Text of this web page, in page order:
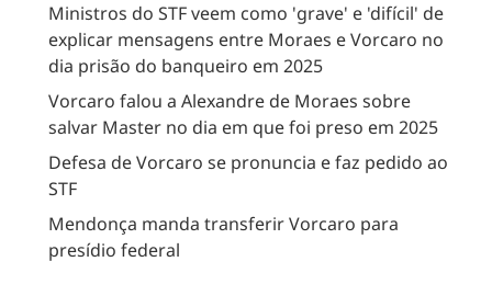
Ministros do STF veem como 'grave' e 'difícil' de
explicar mensagens entre Moraes e Vorcaro no
dia prisão do banqueiro em 2025
Vorcaro falou a Alexandre de Moraes sobre
salvar Master no dia em que foi preso em 2025
Defesa de Vorcaro se pronuncia e faz pedido ao
STF
Mendonça manda transferir Vorcaro para
presídio federal